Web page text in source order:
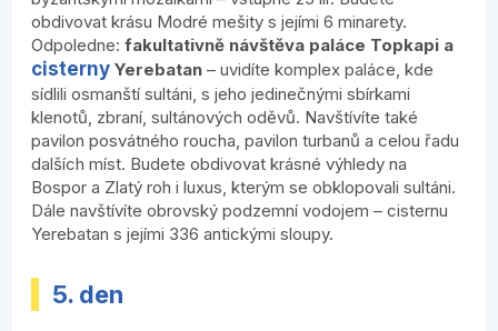
obdivovat krásu Modré mešity s jejími 6 minarety.
Odpoledne:fakultativně návštěva paláce Topkapi a
cisterny Yerebatan – uvidíte komplex paláce, kde
sídlili osmanští sultáni, s jeho jedinečnými sbírkami
klenotů, zbraní, sultánových oděvů. Navštívíte také
pavilon posvátného roucha, pavilon turbanů a celou řadu
dalších míst. Budete obdivovat krásné výhledy na
Bospor a Zlatý roh i luxus, kterým se obklopovali sultáni.
Dále navštívíte obrovský podzemní vodojem – cisternu
Yerebatan s jejími 336 antickými sloupy.
5. den